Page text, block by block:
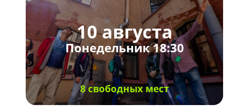
10 августа
Понедельник 18:30
8 свободных мест